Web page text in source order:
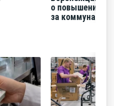
о повышении
за